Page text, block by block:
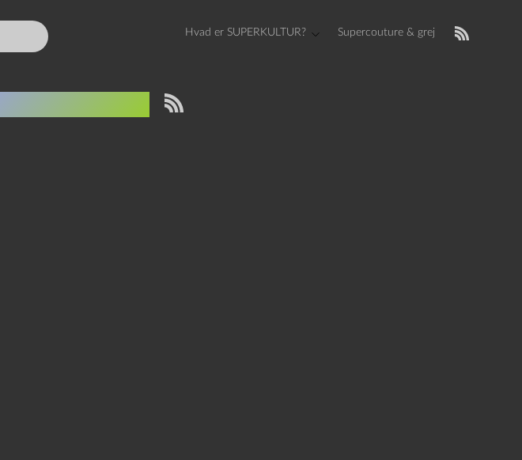
Hvad er SUPERKULTUR? Supercouture & grej